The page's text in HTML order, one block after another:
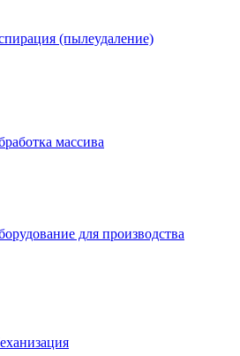
(пылеудаление)
массива
для производства